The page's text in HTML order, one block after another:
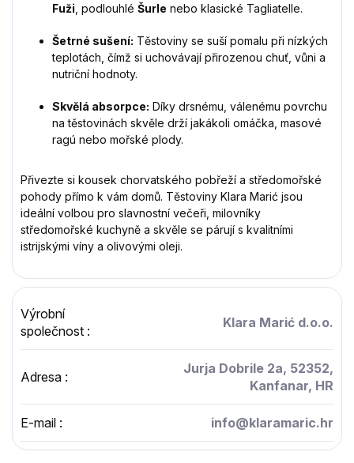
Fuži , podlouhlé Šurle nebo klasické Tagliatelle.
Šetrné sušení: Těstoviny se suší pomalu při nízkých
teplotách, čímž si uchovávají přirozenou chuť, vůni a
nutriční hodnoty.
Skvělá absorpce: Díky drsnému, válenému povrchu
na těstovinách skvěle drží jakákoli omáčka, masové
ragú nebo mořské plody.
Přivezte si kousek chorvatského pobřeží a středomořské
pohody přímo k vám domů. Těstoviny Klara Marić jsou
ideální volbou pro slavnostní večeři, milovníky
středomořské kuchyně a skvěle se párují s kvalitními
istrijskými víny a olivovými oleji.
Výrobní
společnost :
Klara Marić d.o.o.
Adresa :
Jurja Dobrile 2a, 52352,
Kanfanar, HR
E-mail : info@klaramaric.hr